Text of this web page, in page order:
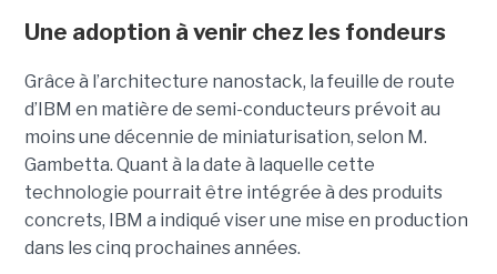
Une adoption à venir chez les fondeurs
Grâce à l’architecture nanostack, la feuille de route
d’IBM en matière de semi-conducteurs prévoit au
moins une décennie de miniaturisation, selon M.
Gambetta. Quant à la date à laquelle cette
technologie pourrait être intégrée à des produits
concrets, IBM a indiqué viser une mise en production
dans les cinq prochaines années.